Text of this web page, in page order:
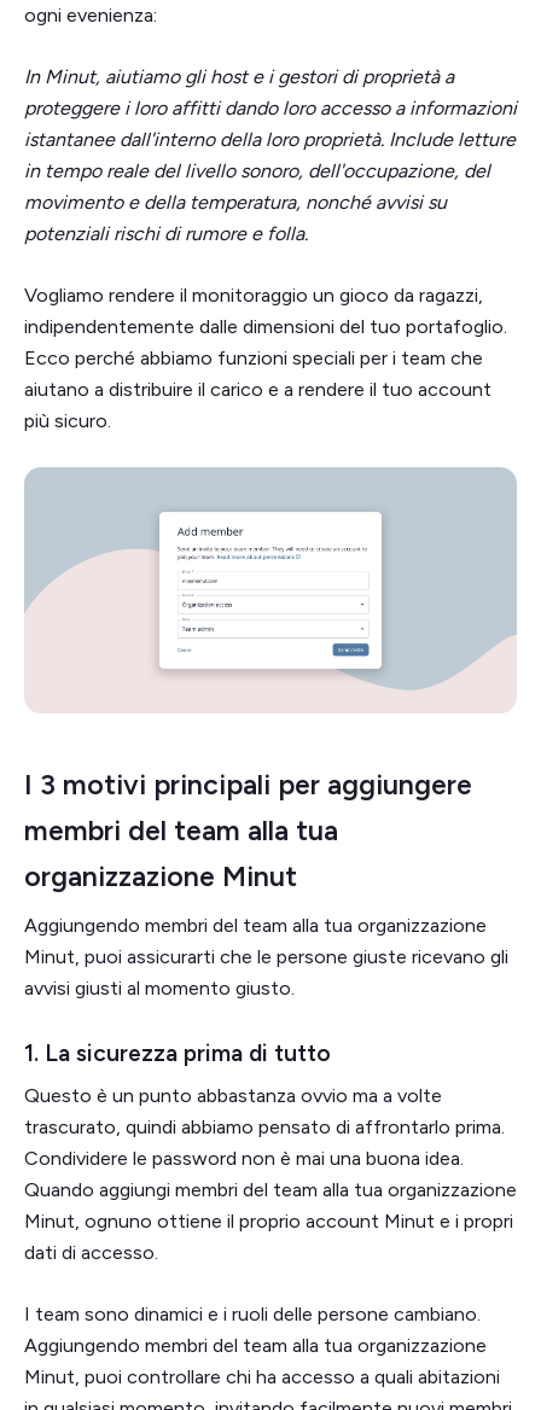
ogni evenienza:
In Minut, aiutiamo gli host e i gestori di proprietà a
proteggere i loro affitti dando loro accesso a informazioni
istantanee dall'interno della loro proprietà. Include letture
in tempo reale del livello sonoro, dell'occupazione, del
movimento e della temperatura, nonché avvisi su
potenziali rischi di rumore e folla.
Vogliamo rendere il monitoraggio un gioco da ragazzi,
indipendentemente dalle dimensioni del tuo portafoglio.
Ecco perché abbiamo funzioni speciali per i team che
aiutano a distribuire il carico e a rendere il tuo account
più sicuro.
I 3 motivi principali per aggiungere
membri del team alla tua
organizzazione Minut
Aggiungendo membri del team alla tua organizzazione
Minut, puoi assicurarti che le persone giuste ricevano gli
avvisi giusti al momento giusto.
1. La sicurezza prima di tutto
Questo è un punto abbastanza ovvio ma a volte
trascurato, quindi abbiamo pensato di affrontarlo prima.
Condividere le password non è mai una buona idea.
Quando aggiungi membri del team alla tua organizzazione
Minut, ognuno ottiene il proprio account Minut e i propri
dati di accesso.
I team sono dinamici e i ruoli delle persone cambiano.
Aggiungendo membri del team alla tua organizzazione
Minut, puoi controllare chi ha accesso a quali abitazioni